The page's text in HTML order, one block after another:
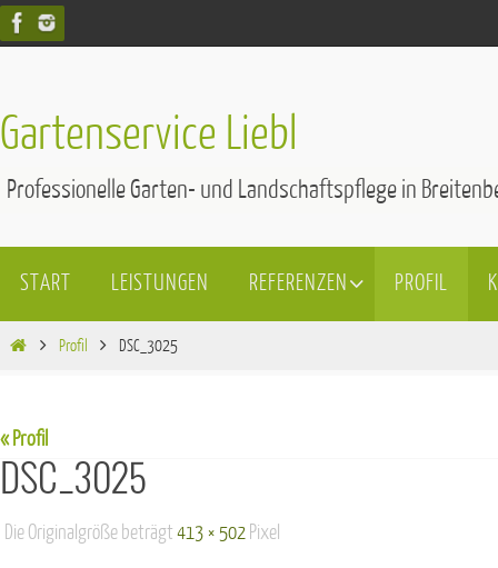
Zum
Gartenservice Liebl
Professionelle Garten- und Landschaftspflege in
Inhalt
springen
START LEISTUNGEN REFERENZEN PROFIL
Start Profil DSC_3025
« Profil
DSC_3025
Die Originalgröße beträgt 413 × 502 Pixel